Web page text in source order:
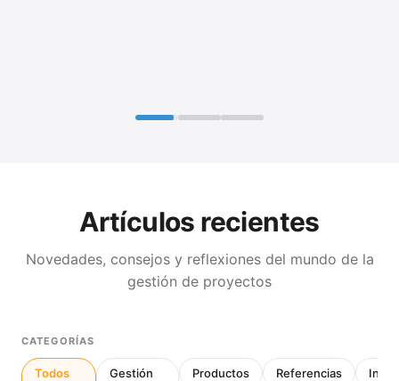
Artículos recientes
Novedades, consejos y reflexiones del mundo de la
gestión de proyectos
CATEGORÍAS
Todos
Gestión
Productos Referencias